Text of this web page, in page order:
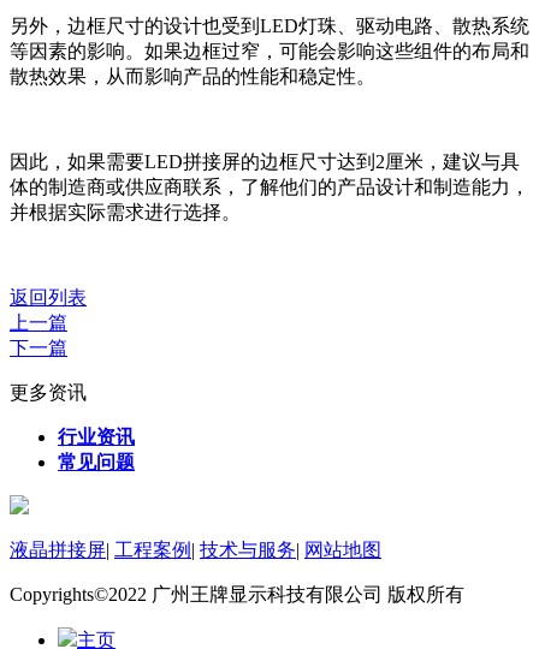
另外，边框尺寸的设计也受到LED灯珠、驱动电路、散热系统
等因素的影响。如果边框过窄，可能会影响这些组件的布局和
散热效果，从而影响产品的性能和稳定性。
因此，如果需要LED拼接屏的边框尺寸达到2厘米，建议与具
体的制造商或供应商联系，了解他们的产品设计和制造能力，
并根据实际需求进行选择。
返回列表
上一篇
下一篇
更多资讯
行业资讯
常见问题
液晶拼接屏| 工程案例 | 技术与服务| 网站地图
Copyrights©2022 广州王牌显示科技有限公司 版权所有
主页